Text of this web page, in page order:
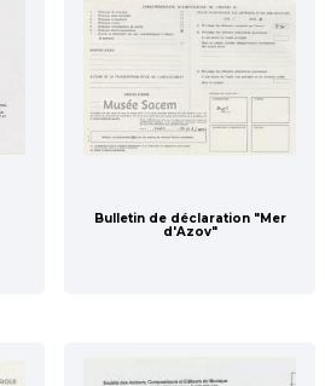
Bulletin de déclaration "Mer
d'Azov"